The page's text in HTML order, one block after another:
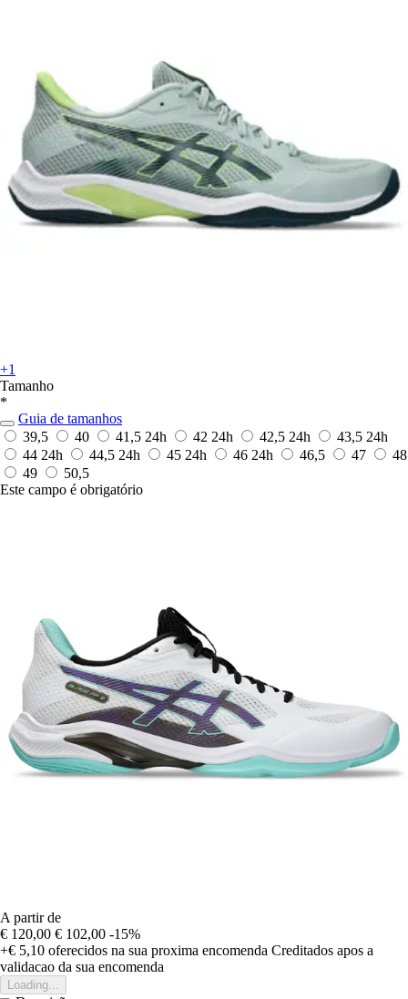
+1
Tamanho
*
Guia de tamanhos
39,5
40 41,5 24h 42 24h 42,5 24h 43,5 24h
44 24h 44,5 24h 45 24h 46 24h 46,5 47
48
49
50,5
Este campo é obrigatório
A partir de
€ 120,00 € 102,00 -15%
+€ 5,10 oferecidos na sua proxima encomenda Creditados apos a
validacao da sua encomenda
Loading...